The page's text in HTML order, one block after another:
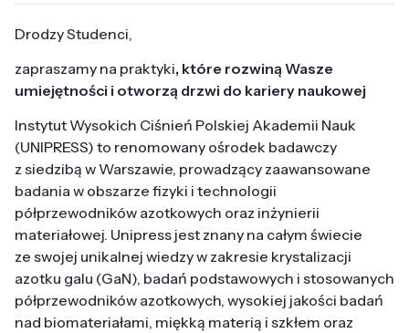
Drodzy Studenci,
zapraszamy na praktyki, które rozwiną Wasze
umiejętności i otworzą drzwi do kariery naukowej
Instytut Wysokich Ciśnień Polskiej Akademii Nauk
(UNIPRESS) to renomowany ośrodek badawczy
z siedzibą w Warszawie, prowadzący zaawansowane
badania w obszarze fizyki i technologii
półprzewodników azotkowych oraz inżynierii
materiałowej. Unipress jest znany na całym świecie
ze swojej unikalnej wiedzy w zakresie krystalizacji
azotku galu (GaN), badań podstawowych i stosowanych
półprzewodników azotkowych, wysokiej jakości badań
nad biomateriałami, miękką materią i szkłem oraz